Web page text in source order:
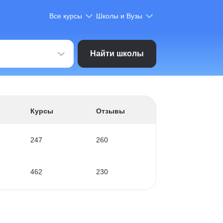
Все курсы Школы и Вузы
Найти школы
Курсы Отзывы
247 260
462 230